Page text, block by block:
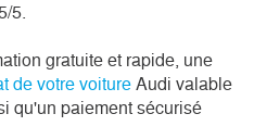
5.
gratuite et rapide, une
de votre voiture Audi valable
qu'un paiement sécurisé